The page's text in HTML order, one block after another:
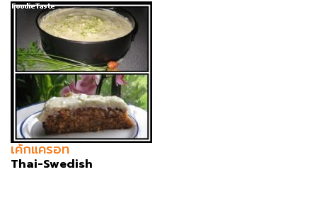
เค้กแครอท
Thai-Swedish